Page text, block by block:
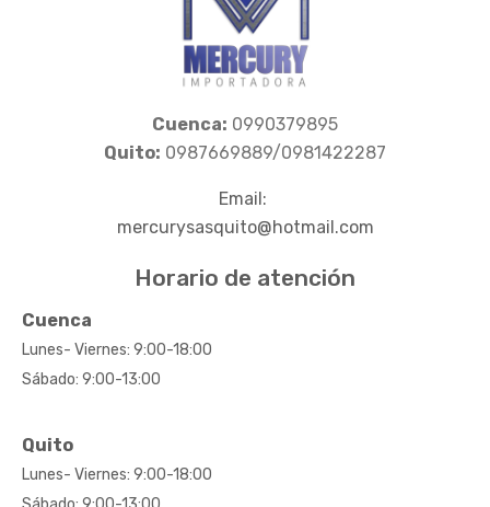
Cuenca: 0990379895
Quito: 0987669889/0981422287
Email:
mercurysasquito@hotmail.com
Horario de atención
Cuenca
Lunes- Viernes: 9:00-18:00
Sábado: 9:00-13:00
Quito
Lunes- Viernes: 9:00-18:00